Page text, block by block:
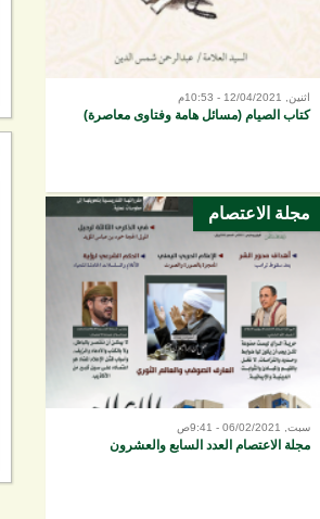
اثنين, 12/04/2021 - 10:53م
كتاب الصيام (مسائل هامة وفتاوى معاصرة)
مجلة الاعتصام
سبت, 06/02/2021 - 9:41ص
مجلة الاعتصام العدد السابع والعشرون